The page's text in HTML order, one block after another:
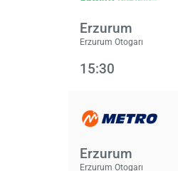
Erzurum
Erzurum Otogarı
15:30
Erzurum
Erzurum Otogarı